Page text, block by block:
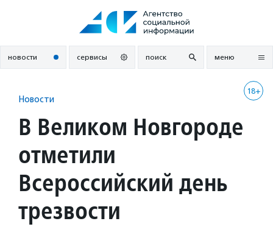
новости сервисы поиск меню
18+
Новости
В Великом Новгороде
отметили
Всероссийский день
трезвости